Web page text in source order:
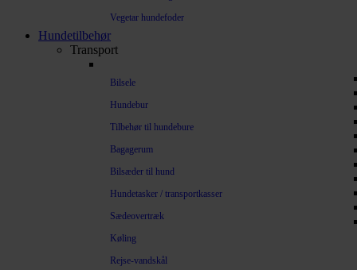
Vegetar hundefoder
Hundetilbehør
Transport
Bilsele
Hundebur
Tilbehør til hundebure
Bagagerum
Bilsæder til hund
Hundetasker / transportkasser
Sædeovertræk
Køling
Rejse-vandskål